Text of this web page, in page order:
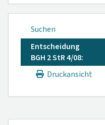
Suchen
Entscheidung
BGH 2 StR 4/08:
Druckansicht